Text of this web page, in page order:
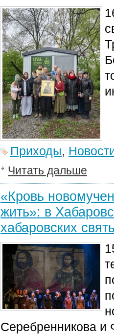
Приходы,
Читать дальше
«Кровь
жить»: в
хабаровских
Серебренникова и